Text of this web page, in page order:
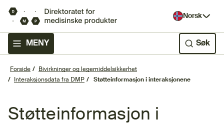
Norsk
MENY Søk
Forside
Bivirkninger og legemiddelsikkerhet
Interaksjonsdata fra DMP
Støtteinformasjon i interaksjonene
Støtteinformasjon i